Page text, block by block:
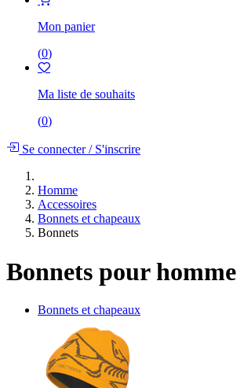
Mon panier
(0)
Ma liste de souhaits
(0)
Se connecter/S'inscrire
Homme
Accessoires
Bonnets et chapeaux
Bonnets
Bonnets pour homme
Bonnets et chapeaux